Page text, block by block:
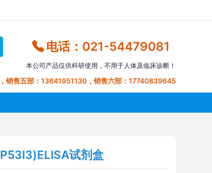
电话：021-54479081
本公司产品仅供科研使用，不用于人体及临床诊断！
售五部：13641951130，销售六部：17740839645
试剂盒